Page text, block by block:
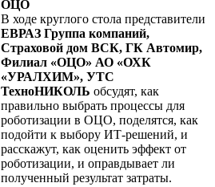
ОЦО
В ходе круглого стола представители
ЕВРАЗ Группа компаний,
Страховой дом ВСК, ГК Автомир,
Филиал «ОЦО» АО «ОХК
«УРАЛХИМ», УТС
ТехноНИКОЛЬ обсудят, как
правильно выбрать процессы для
роботизации в ОЦО, поделятся, как
подойти к выбору ИТ-решений, и
расскажут, как оценить эффект от
роботизации, и оправдывает ли
полученный результат затраты.